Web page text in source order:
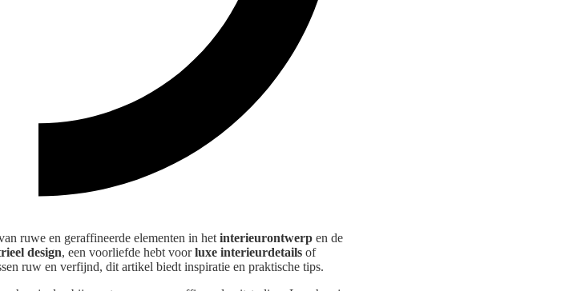
ruwe en geraffineerde elementen in het interieurontwerp en de
design, een voorliefde hebt voorluxe interieurdetails of
ruw en verfijnd, dit artikel biedt inspiratie en praktische tips.